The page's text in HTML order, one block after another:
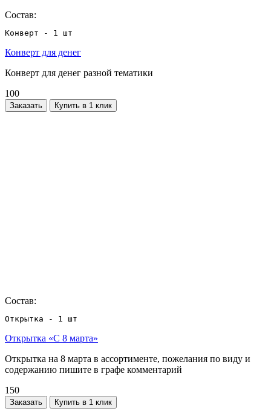
Состав:
Конверт - 1 шт
Конверт для денег
Конверт для денег разной тематики
100
Заказать Купить в 1 клик
Состав:
Открытка - 1 шт
Открытка «С 8 марта»
Открытка на 8 марта в ассортименте, пожелания по виду и
содержанию пишите в графе комментарий
150
Заказать Купить в 1 клик